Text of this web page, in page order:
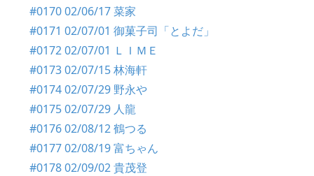
#0170 02/06/17 菜家
#0171 02/07/01 御菓子司「とよだ」
#0172 02/07/01 ＬＩＭＥ
#0173 02/07/15 林海軒
#0174 02/07/29 野永や
#0175 02/07/29 人龍
#0176 02/08/12 鶴つる
#0177 02/08/19 富ちゃん
#0178 02/09/02 貴茂登